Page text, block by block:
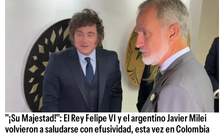
"¡Su Majestad!": El Rey Felipe VI y el argentino Javier Milei
volvieron a saludarse con efusividad, esta vez en Colombia